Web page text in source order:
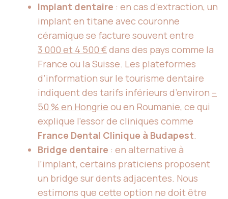
Implant dentaire : en cas d’extraction, un
implant en titane avec couronne
céramique se facture souvent entre
3 000 et 4 500 €dans des pays comme la
France ou la Suisse. Les plateformes
d’information sur le tourisme dentaire
indiquent des tarifs inférieurs d’environ –
50 % en Hongrie ou en Roumanie, ce qui
explique l’essor de cliniques comme
France Dental Clinique à Budapest.
Bridge dentaire : en alternative à
l’implant, certains praticiens proposent
un bridge sur dents adjacentes. Nous
estimons que cette option ne doit être